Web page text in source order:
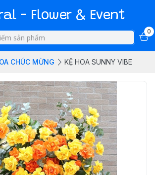
- Flower & Event
0
CHÚC MỪNG KỆ HOA SUNNY VIBE